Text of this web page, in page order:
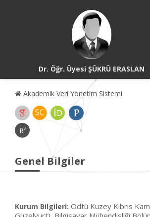
Dr. Öğr. Üyesi ŞÜKRÜ ERASLAN
Akademik Veri Yönetim Sistemi
Genel Bilgiler
Kurum Bilgileri: Odtü Kuzey Kıbrıs